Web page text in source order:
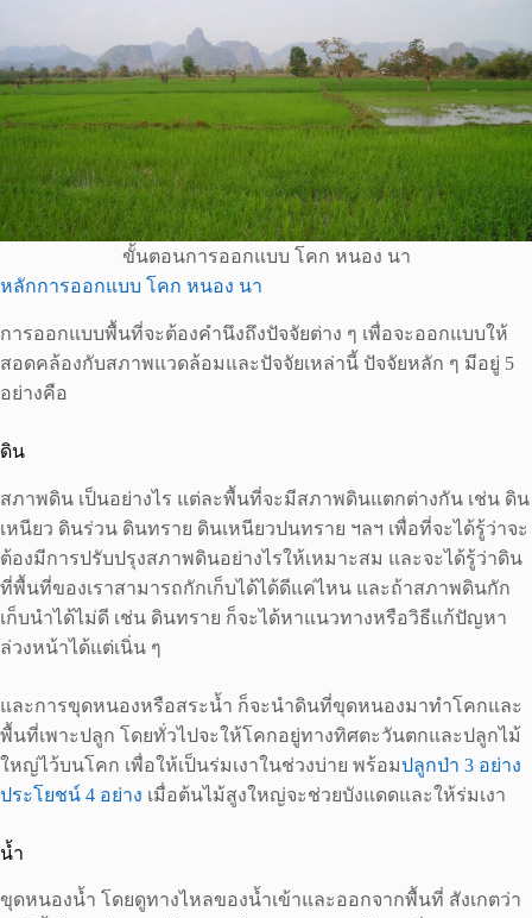
ขั้นตอนการออกแบบ โคก หนอง นา
หลักการออกแบบ โคก หนอง นา
การออกแบบพื้นที่จะต้องคำนึงถึงปัจจัยต่าง ๆ เพื่อจะออกแบบให้
สอดคล้องกับสภาพแวดล้อมและปัจจัยเหล่านี้ ปัจจัยหลัก ๆ มีอยู่ 5
อย่างคือ
ดิน
สภาพดิน เป็นอย่างไร แต่ละพื้นที่จะมีสภาพดินแตกต่างกัน เช่น ดิน
เหนียว ดินร่วน ดินทราย ดินเหนียวปนทราย ฯลฯ เพื่อที่จะได้รู้ว่าจะ
ต้องมีการปรับปรุงสภาพดินอย่างไรให้เหมาะสม และจะได้รู้ว่าดิน
ที่พื้นที่ของเราสามารถกักเก็บได้ได้ดีแค่ไหน และถ้าสภาพดินกัก
เก็บนำได้ไม่ดี เช่น ดินทราย ก็จะได้หาแนวทางหรือวิธีแก้ปัญหา
ล่วงหน้าได้แต่เนิ่น ๆ
และการขุดหนองหรือสระน้ำ ก็จะนำดินที่ขุดหนองมาทำโคกและ
พื้นที่เพาะปลูก โดยทั่วไปจะให้โคกอยู่ทางทิศตะวันตกและปลูกไม้
ใหญ่ไว้บนโคก เพื่อให้เป็นร่มเงาในช่วงบ่าย พร้อมปลูกป่า 3 อย่าง
ประโยชน์ 4 อย่าง เมื่อต้นไม้สูงใหญ่จะช่วยบังแดดและให้ร่มเงา
น้ำ
ขุดหนองน้ำ โดยดูทางไหลของน้ำเข้าและออกจากพื้นที่ สังเกตว่า